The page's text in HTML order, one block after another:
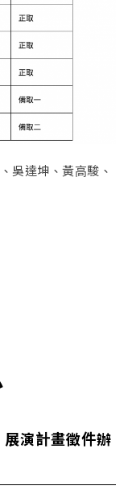
吳達坤、黃高駿、
演計畫徵件辦